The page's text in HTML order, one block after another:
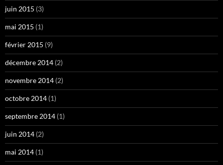
juin 2015 (3)
mai 2015 (1)
février 2015 (9)
décembre 2014 (2)
novembre 2014 (2)
octobre 2014 (1)
septembre 2014 (1)
juin 2014 (2)
mai 2014 (1)